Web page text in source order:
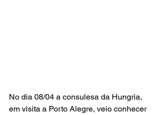
No dia 08/04 a consulesa da Hungria,
em visita a Porto Alegre, veio conhecer